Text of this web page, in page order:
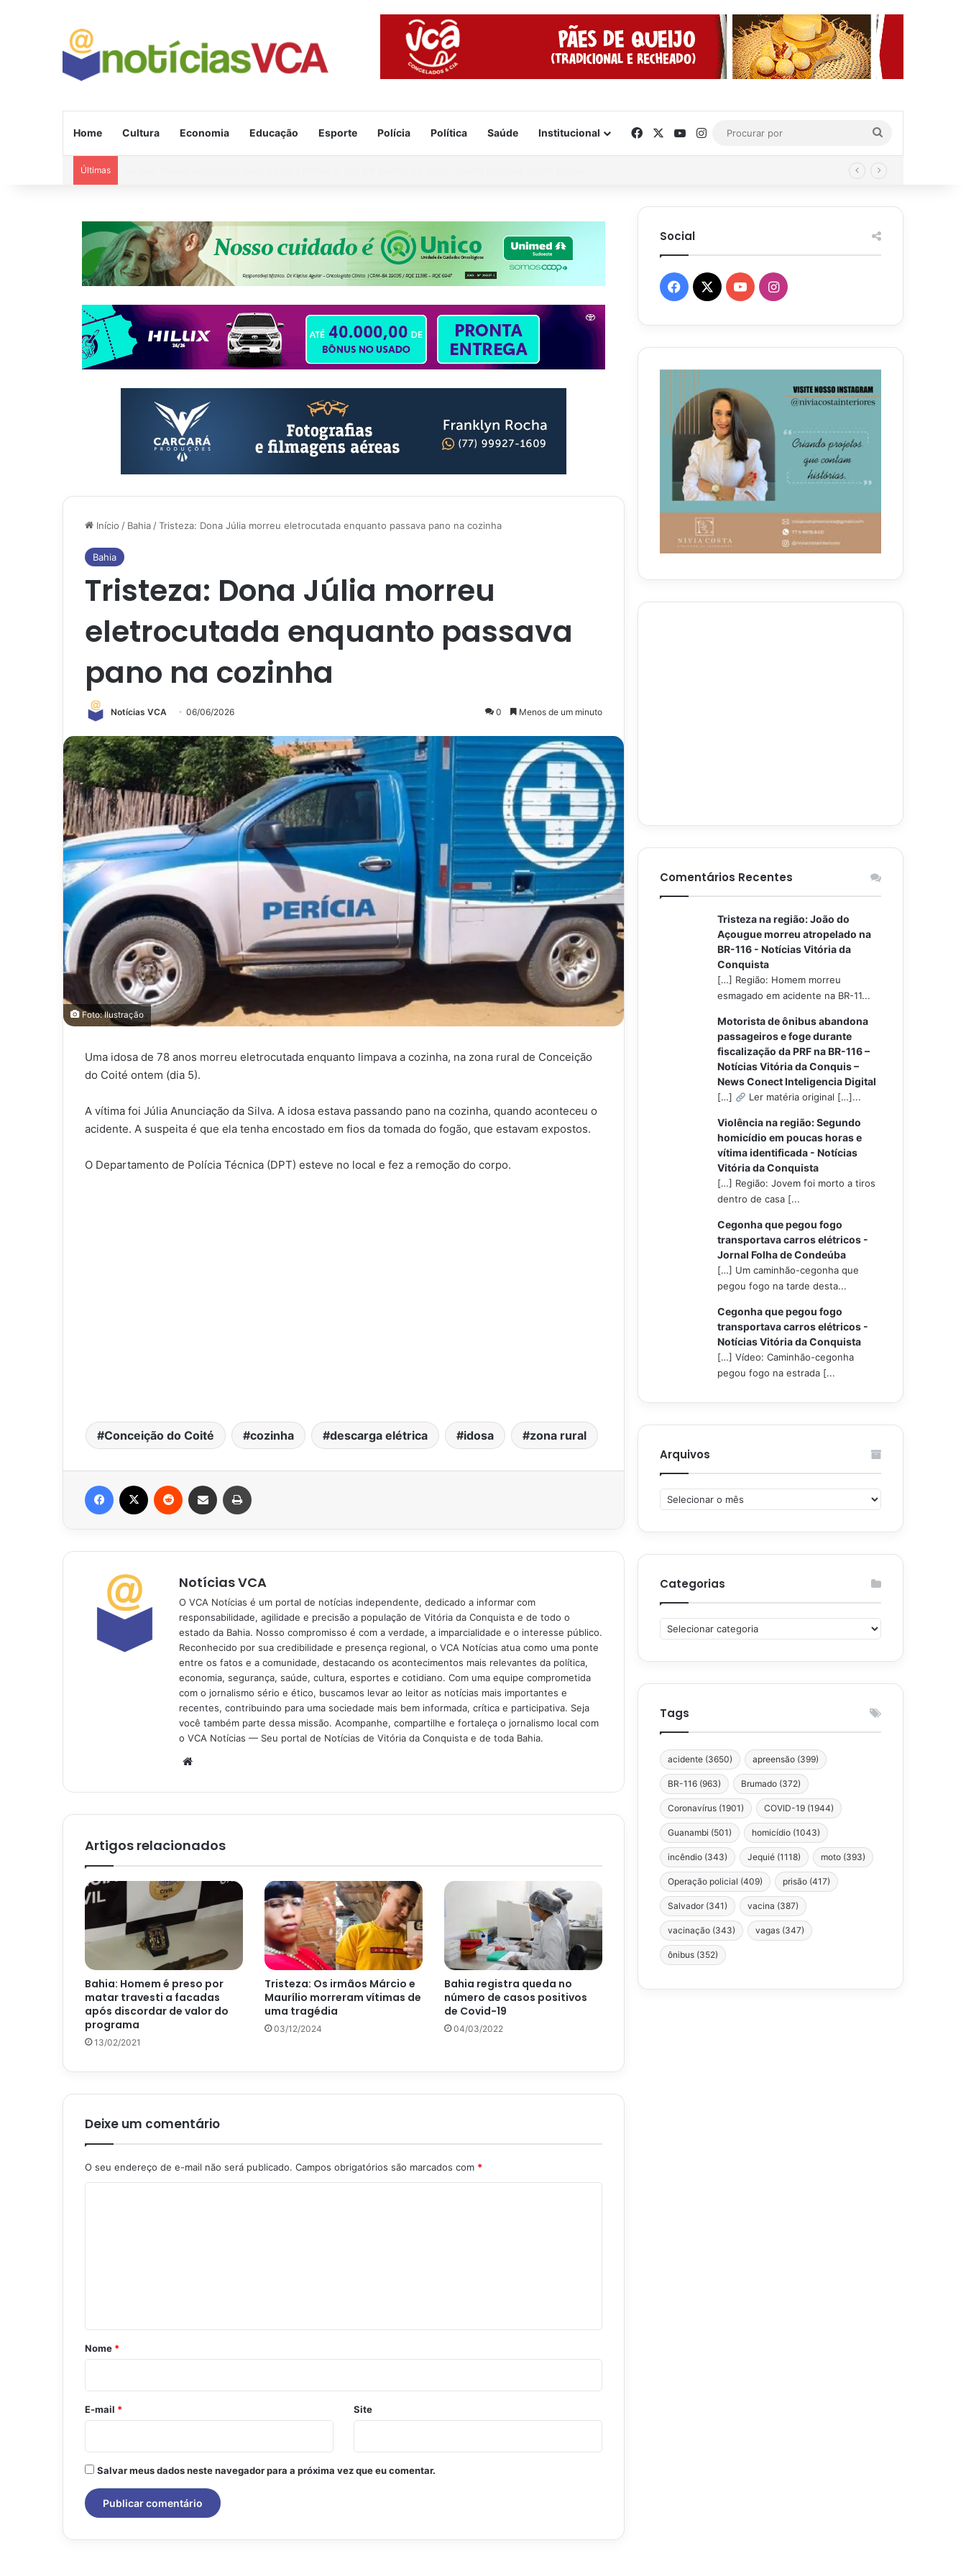
Home Cultura Economia Educação Esporte Polícia Política Saúde Institucional FacebookYouTube
Instagram
por
Últimas
Início / Bahia /Tristeza: Dona Júlia morreu eletrocutada enquanto passava pano na cozinha
Bahia
Tristeza: Dona Júlia morreu
eletrocutada enquanto passava
pano na cozinha
Notícias VCA 06/06/2026 0 Menos de um minuto
Foto: Ilustração
Uma idosa de 78 anos morreu eletrocutada enquanto limpava a cozinha, na zona rural de Conceição
do Coité ontem (dia 5).
A vítima foi Júlia Anunciação da Silva. A idosa estava passando pano na cozinha, quando aconteceu o
acidente. A suspeita é que ela tenha encostado em fios da tomada do fogão, que estavam expostos.
O Departamento de Polícia Técnica (DPT) esteve no local e fez a remoção do corpo.
Conceição do Coité cozinha descarga elétrica idosa zona rural
Facebook Reddit Compartilhar via e-mail
Notícias VCA
O VCA Notícias é um portal de notícias independente, dedicado a informar com
responsabilidade, agilidade e precisão a população de Vitória da Conquista e de todo o
estado da Bahia. Nosso compromisso é com a verdade, a imparcialidade e o interesse público.
Reconhecido por sua credibilidade e presença regional, o VCA Notícias atua como uma ponte
entre os fatos e a comunidade, destacando os acontecimentos mais relevantes da política,
economia, segurança, saúde, cultura, esportes e cotidiano. Com uma equipe comprometida
com o jornalismo sério e ético, buscamos levar ao leitor as notícias mais importantes e
recentes, contribuindo para uma sociedade mais bem informada, crítica e participativa. Seja
você também parte dessa missão. Acompanhe, compartilhe e fortaleça o jornalismo local com
o VCA Notícias — Seu portal de Notícias de Vitória da Conquista e de toda Bahia.
Artigos relacionados
Bahia: Homem é preso por
matar travesti a facadas
após discordar de valor do
programa
13/02/2021
Tristeza: Os irmãos Márcio e
Maurílio morreram vítimas de
uma tragédia
03/12/2024
Bahia registra queda no
número de casos positivos
de Covid-19
04/03/2022
Deixe um comentário
O seu endereço de e-mail não será publicado. Campos obrigatórios são marcados com *
r
o
*
Nome *
E-mail * Site
Salvar meus dados neste navegador para a próxima vez que eu comentar.
Social
Facebook
X YouTubeInstagram
Comentários Recentes
Tristeza na região: João do
Açougue morreu atropelado na
BR-116 - Notícias Vitória da
Conquista
[…] Região: Homem morreu
esmagado em acidente na BR-11...
Motorista de ônibus abandona
passageiros e foge durante
fiscalização da PRF na BR-116 –
Notícias Vitória da Conquis –
News Conect Inteligencia Digital
[…] Ler matéria original […]...
Violência na região: Segundo
homicídio em poucas horas e
vítima identificada - Notícias
Vitória da Conquista
[…] Região: Jovem foi morto a tiros
dentro de casa [...
Cegonha que pegou fogo
transportava carros elétricos -
Jornal Folha de Condeúba
[…] Um caminhão-cegonha que
pegou fogo na tarde desta...
Cegonha que pegou fogo
transportava carros elétricos -
Notícias Vitória da Conquista
[…] Vídeo: Caminhão-cegonha
pegou fogo na estrada [...
Arquivos
Arquivos
Categorias
Categorias
Tags
acidente (3650) apreensão (399)
BR-116 (963) Brumado (372)
Coronavírus (1901) COVID-19 (1944)
Guanambi (501) homicídio (1043)
incêndio (343) Jequié (1118) moto (393)
Operação policial (409) prisão (417)
Salvador (341) vacina (387)
vacinação (343) vagas (347)
ônibus (352)